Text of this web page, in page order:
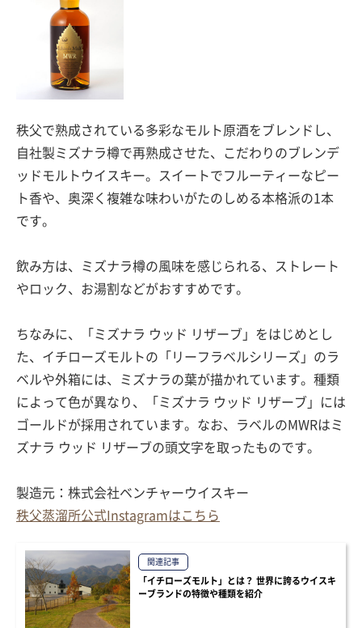
秩父で熟成されている多彩なモルト原酒をブレンドし、
自社製ミズナラ樽で再熟成させた、こだわりのブレンデ
ッドモルトウイスキー。スイートでフルーティーなピー
ト香や、奥深く複雑な味わいがたのしめる本格派の1本
です。
飲み方は、ミズナラ樽の風味を感じられる、ストレート
やロック、お湯割などがおすすめです。
ちなみに、「ミズナラ ウッド リザーブ」をはじめとし
た、イチローズモルトの「リーフラベルシリーズ」のラ
ベルや外箱には、ミズナラの葉が描かれています。種類
によって色が異なり、「ミズナラ ウッド リザーブ」には
ゴールドが採用されています。なお、ラベルのMWRはミ
ズナラ ウッド リザーブの頭文字を取ったものです。
製造元：株式会社ベンチャーウイスキー
秩父蒸溜所公式Instagramはこちら
関連記事
「イチローズモルト」とは？ 世界に誇るウイスキ
ーブランドの特徴や種類を紹介